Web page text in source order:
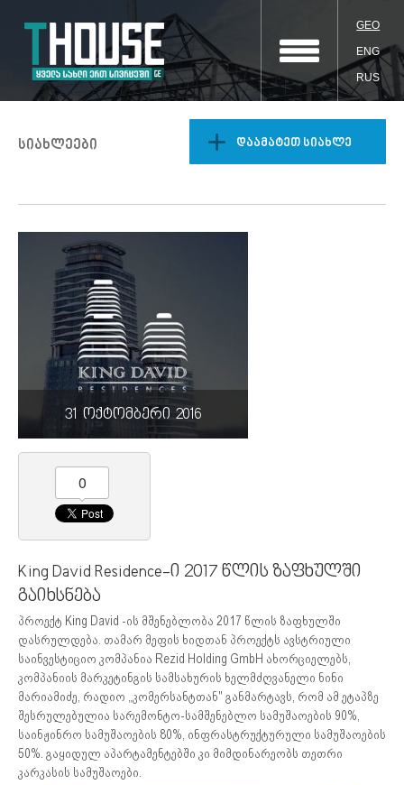
GEO
ENG
RUS
სიახლეები დაამატეთ სიახლე
31 ოქტომბერი 2016
0
King David Residence-ი 2017 წლის ზაფხულში
გაიხსნება
პროექტ King David -ის მშენებლობა 2017 წლის ზაფხულში
დასრულდება. თამარ მეფის ხიდთან პროექტს ავსტრიული
საინვესტიციო კომპანია Rezid Holding GmbH ახორციელებს,
კომპანიის მარკეტინგის სამსახურის ხელმძღვანელი ნინი
მარიამიძე, რადიო „კომერსანტთან" განმარტავს, რომ ამ ეტაპზე
შესრულებულია სარემონტო-სამშენებლო სამუშაოების 90%,
საინჟინრო სამუშაოების 80%, ინფრასტრუქტურული სამუშაოების
50%. გაყიდულ აპარტამენტებში კი მიმდინარეობს თეთრი
კარკასის სამუშაოები.